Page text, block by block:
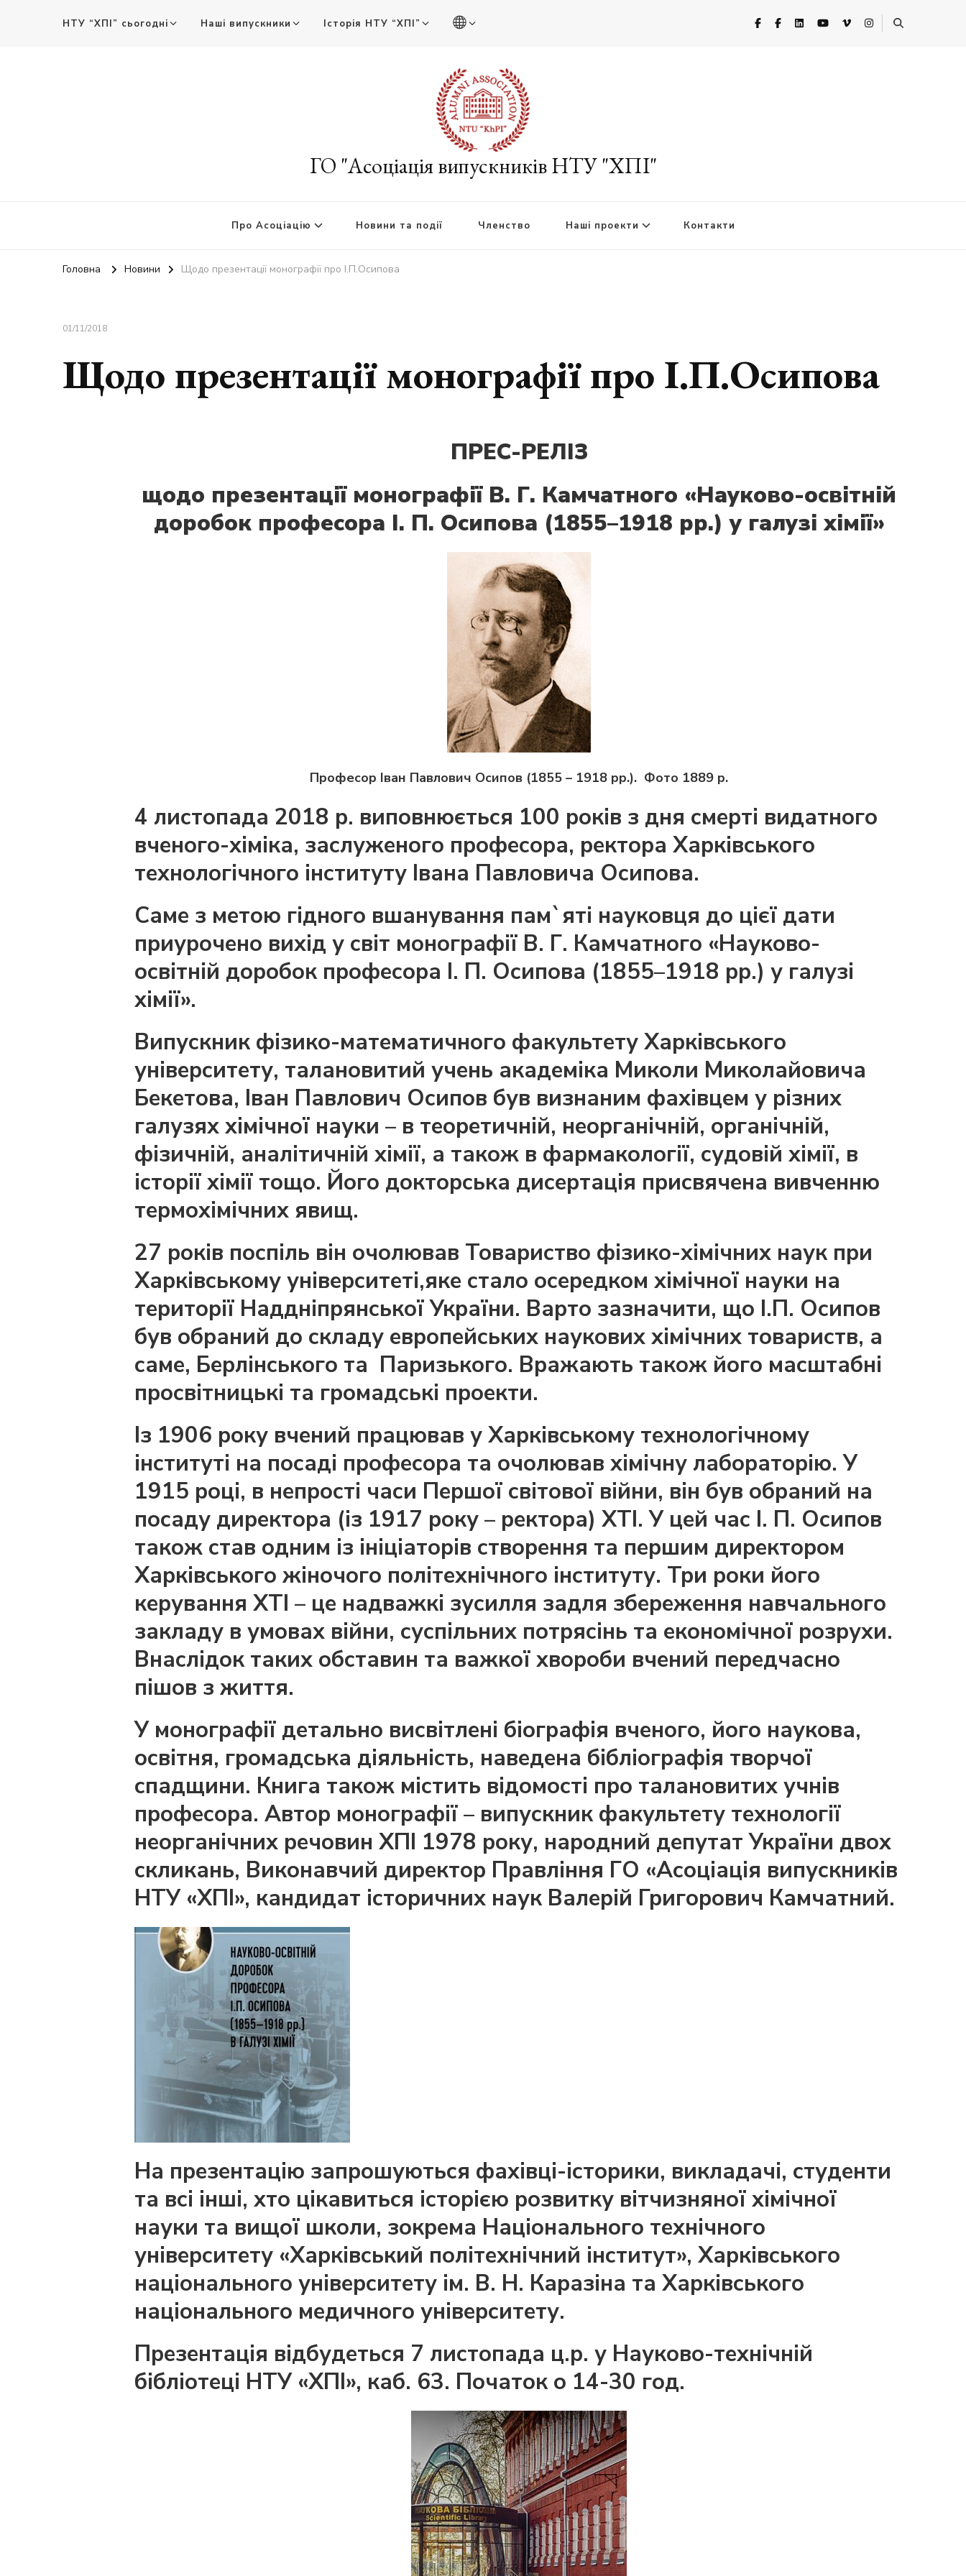
НТУ “ХПІ” сьогодні Наші випускники Історія НТУ “ХПІ”
ГО "Асоціація випускників НТУ "ХПI"
Про Асоціацію Новини та події Членство Наші проекти Контакти
Головна Новини Щодо презентації монографії про І.П.Осипова
01/11/2018
Щодо презентації монографії про І.П.Осипова
ПРЕС-РЕЛІЗ
щодо презентації монографії В. Г. Камчатного «Науково-освітній
доробок професора І. П. Осипова (1855–1918 рр.) у галузі хімії»
Професор Іван Павлович Осипов (1855 – 1918 рр.). Фото 1889 р.
4 листопада 2018 р. виповнюється 100 років з дня смерті видатного
вченого-хіміка, заслуженого професора, ректора Харківського
технологічного інституту Івана Павловича Осипова.
Саме з метою гідного вшанування пам`яті науковця до цієї дати
приурочено вихід у світ монографії В. Г. Камчатного «Науково-
освітній доробок професора І. П. Осипова (1855–1918 рр.) у галузі
хімії».
Випускник фізико-математичного факультету Харківського
університету, талановитий учень академіка Миколи Миколайовича
Бекетова, Іван Павлович Осипов був визнаним фахівцем у різних
галузях хімічної науки – в теоретичній, неорганічній, органічній,
фізичній, аналітичній хімії, а також в фармакології, судовій хімії, в
історії хімії тощо. Його докторська дисертація присвячена вивченню
термохімічних явищ.
27 років поспіль він очолював Товариство фізико-хімічних наук при
Харківському університеті,яке стало осередком хімічної науки на
території Наддніпрянської України. Варто зазначити, що І.П. Осипов
був обраний до складу европейських наукових хімічних товариств, а
саме, Берлінського та Паризького. Вражають також його масштабні
просвітницькі та громадські проекти.
Із 1906 року вчений працював у Харківському технологічному
інституті на посаді професора та очолював хімічну лабораторію. У
1915 році, в непрості часи Першої світової війни, він був обраний на
посаду директора (із 1917 року – ректора) ХТІ. У цей час І. П. Осипов
також став одним із ініціаторів створення та першим директором
Харківського жіночого політехнічного інституту. Три роки його
керування ХТІ – це надважкі зусилля задля збереження навчального
закладу в умовах війни, суспільних потрясінь та економічної розрухи.
Внаслідок таких обставин та важкої хвороби вчений передчасно
пішов з життя.
У монографії детально висвітлені біографія вченого, його наукова,
освітня, громадська діяльність, наведена бібліографія творчої
спадщини. Книга також містить відомості про талановитих учнів
професора. Автор монографії – випускник факультету технології
неорганічних речовин ХПІ 1978 року, народний депутат України двох
скликань, Виконавчий директор Правління ГО «Асоціація випускників
НТУ «ХПІ», кандидат історичних наук Валерій Григорович Камчатний.
На презентацію запрошуються фахівці-історики, викладачі, студенти
та всі інші, хто цікавиться історією розвитку вітчизняної хімічної
науки та вищої школи, зокрема Національного технічного
університету «Харківський політехнічний інститут», Харківського
національного університету ім. В. Н. Каразіна та Харківського
національного медичного університету.
Презентація відбудеться 7 листопада ц.р. у Науково-технічній
бібліотеці НТУ «ХПІ», каб. 63. Початок о 14-30 год.